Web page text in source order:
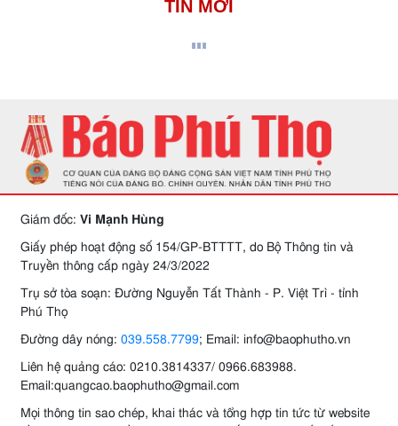
TIN MỚI
Giám đốc: Vi Mạnh Hùng
Giấy phép hoạt động số 154/GP-BTTTT, do Bộ Thông tin và
Truyền thông cấp ngày 24/3/2022
Trụ sở tòa soạn: Đường Nguyễn Tất Thành - P. Việt Trì - tỉnh
Phú Thọ
Đường dây nóng: 039.558.7799; Email: info@baophutho.vn
Liên hệ quảng cáo: 0210.3814337/ 0966.683988.
Email:quangcao.baophutho@gmail.com
Mọi thông tin sao chép, khai thác và tổng hợp tin tức từ website